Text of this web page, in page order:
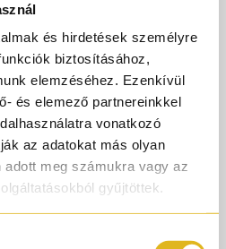
és hirdetések személyre
biztosításához,
elemzéséhez. Ezenkívül
és elemező partnereinkkel
vonatkozó
az adatokat más olyan
meg számukra vagy az
gyűjtöttek.
és AJÁNDÉK gyári
elsöprő erejű nyitánnyal.
dús, bársonyos rózsa
elég egy pár fújás